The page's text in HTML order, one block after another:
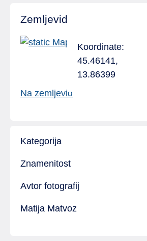
Zemljevid
Koordinate:
45.46141,
13.86399
Na zemljevid
Kategorija
Znamenitost
Avtor fotografij
Matija Matvoz